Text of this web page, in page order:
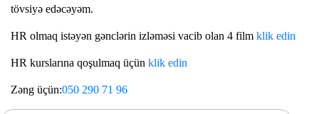
tövsiyə edəcəyəm.
HR olmaq istəyən gənclərin izləməsi vacib olan 4 film klik edin
HR kurslarına qoşulmaq üçün klik edin
Zəng üçün:050 290 71 96